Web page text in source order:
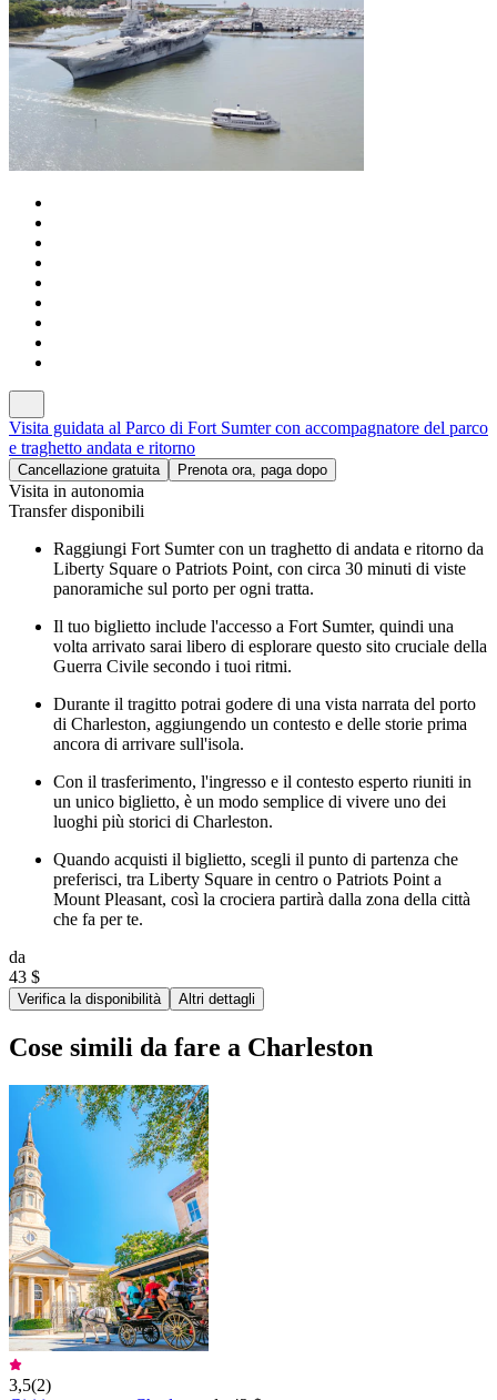
Visita guidata al Parco di Fort Sumter con accompagnatore del parco
e traghetto andata e ritorno
Cancellazione gratuita Prenota ora, paga dopo
Visita in autonomia
Transfer disponibili
Raggiungi Fort Sumter con un traghetto di andata e ritorno da
Liberty Square o Patriots Point, con circa 30 minuti di viste
panoramiche sul porto per ogni tratta.
Il tuo biglietto include l'accesso a Fort Sumter, quindi una
volta arrivato sarai libero di esplorare questo sito cruciale della
Guerra Civile secondo i tuoi ritmi.
Durante il tragitto potrai godere di una vista narrata del porto
di Charleston, aggiungendo un contesto e delle storie prima
ancora di arrivare sull'isola.
Con il trasferimento, l'ingresso e il contesto esperto riuniti in
un unico biglietto, è un modo semplice di vivere uno dei
luoghi più storici di Charleston.
Quando acquisti il biglietto, scegli il punto di partenza che
preferisci, tra Liberty Square in centro o Patriots Point a
Mount Pleasant, così la crociera partirà dalla zona della città
che fa per te.
da
43 $
Verifica la disponibilità Altri dettagli
Cose simili da fare a Charleston
3,5(2)